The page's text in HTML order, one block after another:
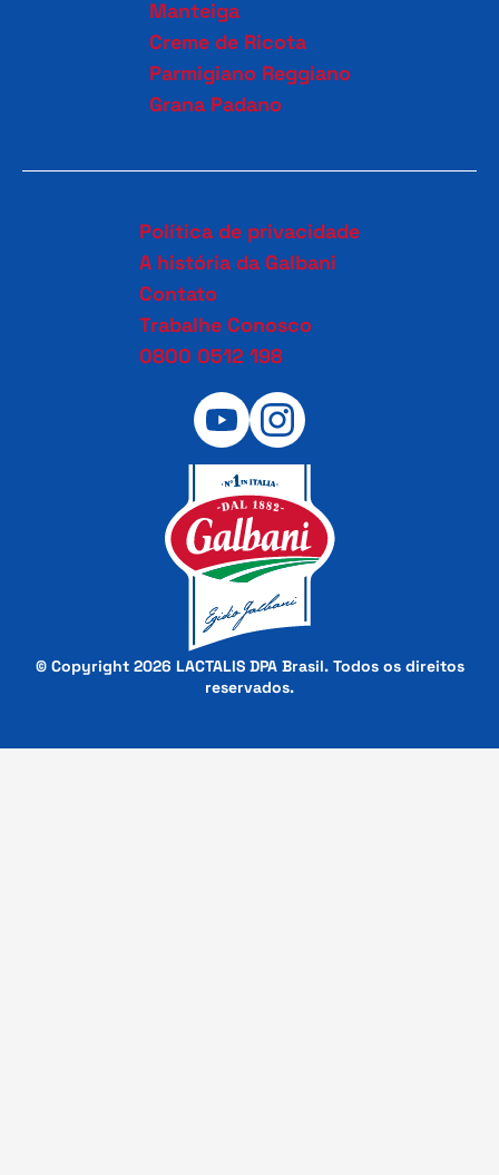
Manteiga
Creme de Ricota
Parmigiano Reggiano
Grana Padano
Política de privacidade
A história da Galbani
Contato
Trabalhe Conosco
0800 0512 198
© Copyright 2026 LACTALIS DPA Brasil. Todos os direitos
reservados.